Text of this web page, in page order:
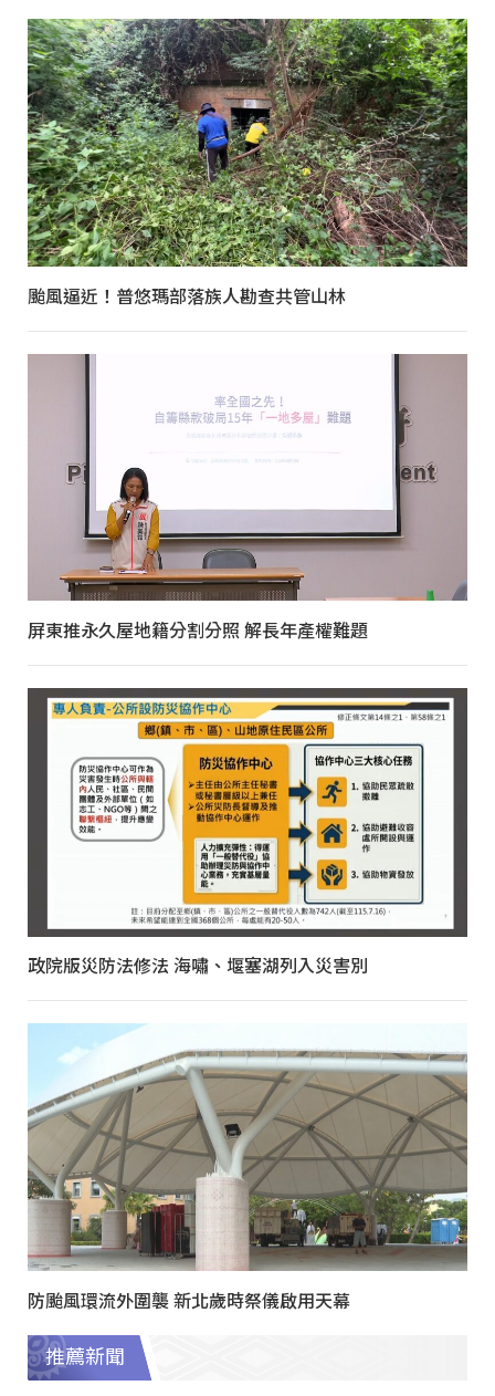
颱風逼近！普悠瑪部落族人勘查共管山林
屏東推永久屋地籍分割分照 解長年產權難題
政院版災防法修法 海嘯、堰塞湖列入災害別
防颱風環流外圍襲 新北歲時祭儀啟用天幕
推薦新聞